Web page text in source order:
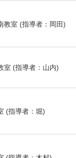
教室 (指導者：岡田)
室 (指導者：山内)
(指導者：堀)